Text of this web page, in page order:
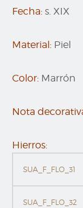
Fecha: s. XIX
Material: Piel
Color: Marrón
Nota
Hierros:
SUA_F_FLO_31
SUA_F_FLO_32